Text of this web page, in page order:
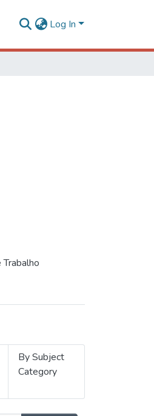
Log In
By Subject
Category